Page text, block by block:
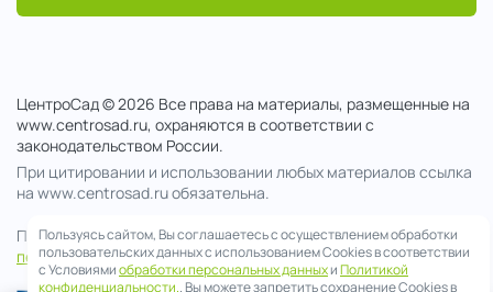
ЦентроСад © 2026 Все права на материалы, размещенные на
www.centrosad.ru, охраняются в соответствии с
законодательством России.
При цитировании и использовании любых материалов ссылка
на www.centrosad.ru обязательна.
Продолжая посещение сайта , вы соглашаетесь на обработку
персональных данных
Пользуясь сайтом, Вы соглашаетесь с осуществлением обработки
пользовательских данных с использованием Cookies в соответствии
с Условиямиобработки персональных данныхиПолитикой
конфиденциальности.. Вы можете запретить сохранение Cookies в